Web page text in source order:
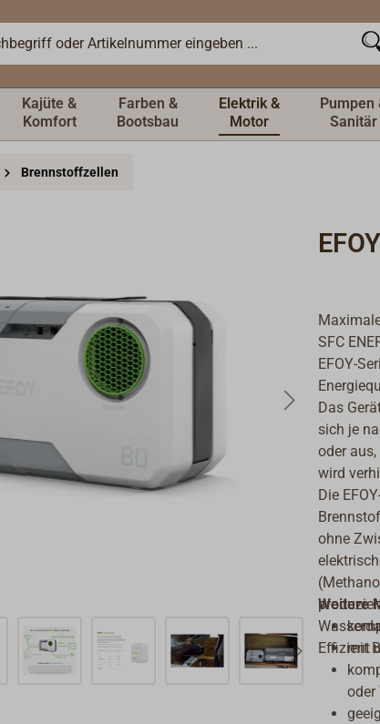
Kajüte &
Komfort
Farben &
Bootsbau
Elektrik &
Motor
Pumpen
Sanitär
Brennstoffzellen
SFC
EFOY-
Das
sich je
oder
wird
Die
ohne
Effizient
Weitere
mit
oder